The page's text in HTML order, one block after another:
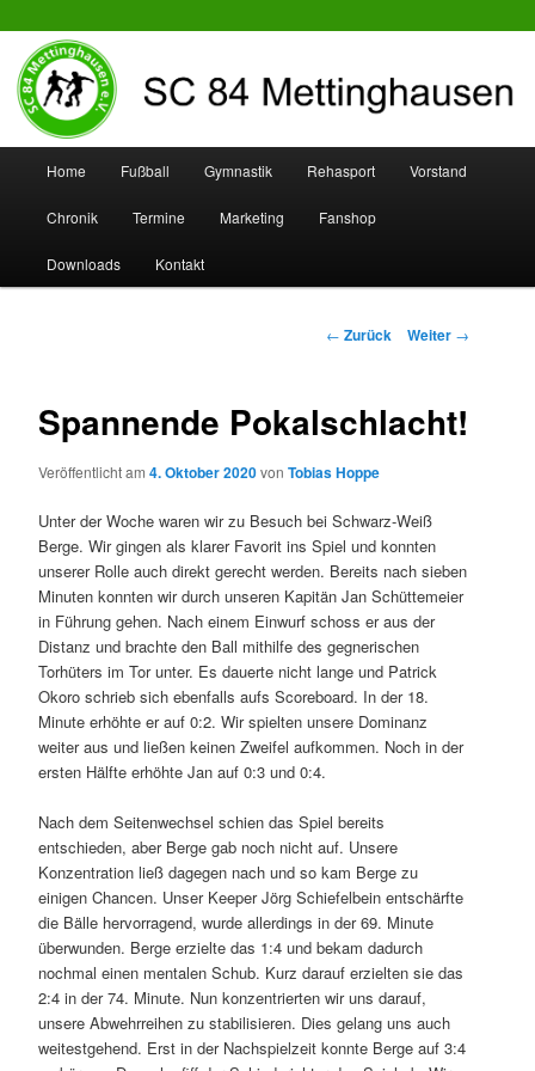
SC 84 Mettinghausen
Zum
Inhalt
wechseln
Zum
sekundären
Inhalt
Home Fußball Gymnastik Rehasport Vorstand
Chronik Termine Marketing Fanshop
Downloads Kontakt
Beitrags-
← Zurück Weiter →
Spannende Pokalschlacht!
Veröffentlicht am4. Oktober 2020vonTobias Hoppe
Unter der Woche waren wir zu Besuch bei Schwarz-Weiß
Berge. Wir gingen als klarer Favorit ins Spiel und konnten
unserer Rolle auch direkt gerecht werden. Bereits nach sieben
Minuten konnten wir durch unseren Kapitän Jan Schüttemeier
in Führung gehen. Nach einem Einwurf schoss er aus der
Distanz und brachte den Ball mithilfe des gegnerischen
Torhüters im Tor unter. Es dauerte nicht lange und Patrick
Okoro schrieb sich ebenfalls aufs Scoreboard. In der 18.
Minute erhöhte er auf 0:2. Wir spielten unsere Dominanz
weiter aus und ließen keinen Zweifel aufkommen. Noch in der
ersten Hälfte erhöhte Jan auf 0:3 und 0:4.
Nach dem Seitenwechsel schien das Spiel bereits
entschieden, aber Berge gab noch nicht auf. Unsere
Konzentration ließ dagegen nach und so kam Berge zu
einigen Chancen. Unser Keeper Jörg Schiefelbein entschärfte
die Bälle hervorragend, wurde allerdings in der 69. Minute
überwunden. Berge erzielte das 1:4 und bekam dadurch
nochmal einen mentalen Schub. Kurz darauf erzielten sie das
2:4 in der 74. Minute. Nun konzentrierten wir uns darauf,
unsere Abwehrreihen zu stabilisieren. Dies gelang uns auch
weitestgehend. Erst in der Nachspielzeit konnte Berge auf 3:4